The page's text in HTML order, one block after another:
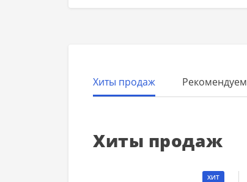
Хиты продаж Рекомендуем
Хиты продаж
ХИТ